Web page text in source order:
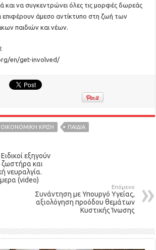
και να συγκεντρώνει όλες τις μορφές δωρεάς
επιφέρουν άμεσο αντίκτυπο στη ζωή των
παιδιών και νέων.
en/get-involved/
ΟΙΚΟΝΟΜΙΚΗ ΚΡΙΣΗ ΠΑΙΔΙΑ
εξηγούν
ζωστήρα και
νευραλγία.
(video)
Επόμενο
Συνάντηση με Υπουργό Υγείας,
αξιολόγηση προόδου θεμάτων
Κυστικής Ίνωσης